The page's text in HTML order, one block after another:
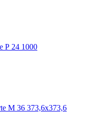
Р 24 1000
М 36 373,6х373,6